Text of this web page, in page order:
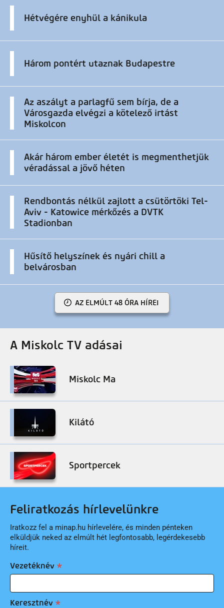
Hétvégére enyhül a kánikula
Három pontért utaznak Budapestre
Az aszályt a parlagfű sem bírja, de a
Városgazda elvégzi a kötelező irtást
Miskolcon
Akár három ember életét is megmenthetjük
véradással a jövő héten
Rendbontás nélkül zajlott a csütörtöki Tel-
Aviv - Katowice mérkőzés a DVTK
Stadionban
Hűsítő helyszínek és nyári chill a
belvárosban
AZ ELMÚLT 48 ÓRA HÍREI
A Miskolc TV adásai
Miskolc Ma
Kilátó
Sportpercek
Feliratkozás hírlevelünkre
Iratkozz fel a minap.hu hírlevelére, és minden pénteken
elküldjük neked az elmúlt hét legfontosabb, legérdekesebb
híreit.
Vezetéknév
Keresztnév